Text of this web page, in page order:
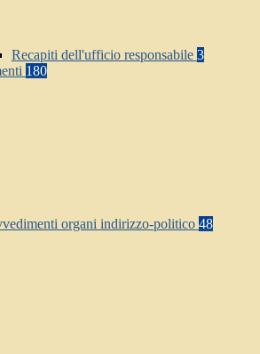
Recapiti dell'ufficio responsabile 3
180
organi indirizzo-politico 48